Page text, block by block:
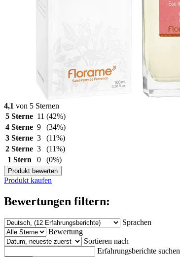
4,1 von 5 Sternen
5 Sterne 11 (42%)
4 Sterne 9
(34%)
3 Sterne 3
(11%)
2 Sterne 3
(11%)
1 Stern
0 (0%)
Produkt bewerten
Produkt kaufen
Bewertungen filtern:
Sprachen
Bewertung
Sortieren nach
Erfahrungsberichte suchen